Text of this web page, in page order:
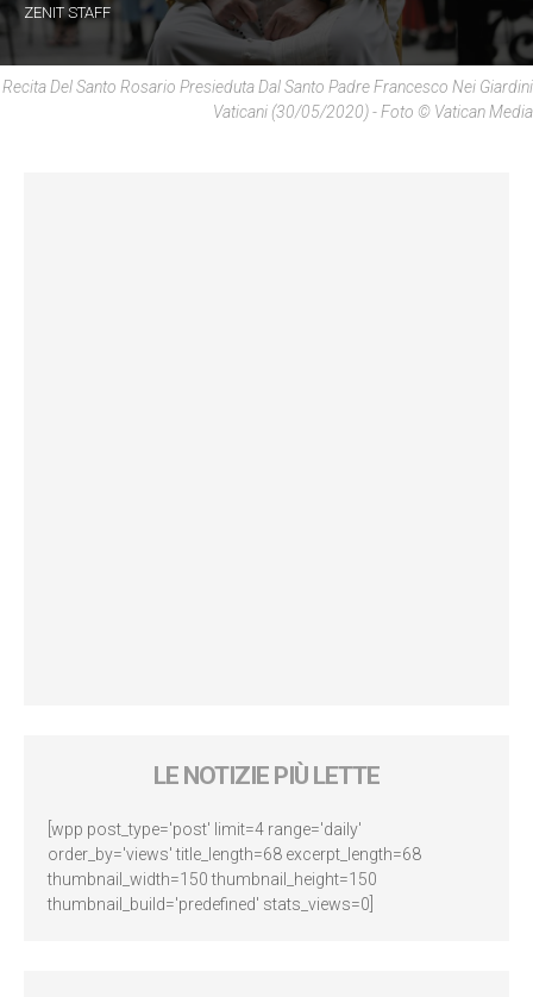
ZENIT STAFF
Recita Del Santo Rosario Presieduta Dal Santo Padre Francesco Nei Giardini
Vaticani (30/05/2020) - Foto © Vatican Media
LE NOTIZIE PIÙ LETTE
[wpp post_type='post' limit=4 range='daily'
order_by='views' title_length=68 excerpt_length=68
thumbnail_width=150 thumbnail_height=150
thumbnail_build='predefined' stats_views=0]